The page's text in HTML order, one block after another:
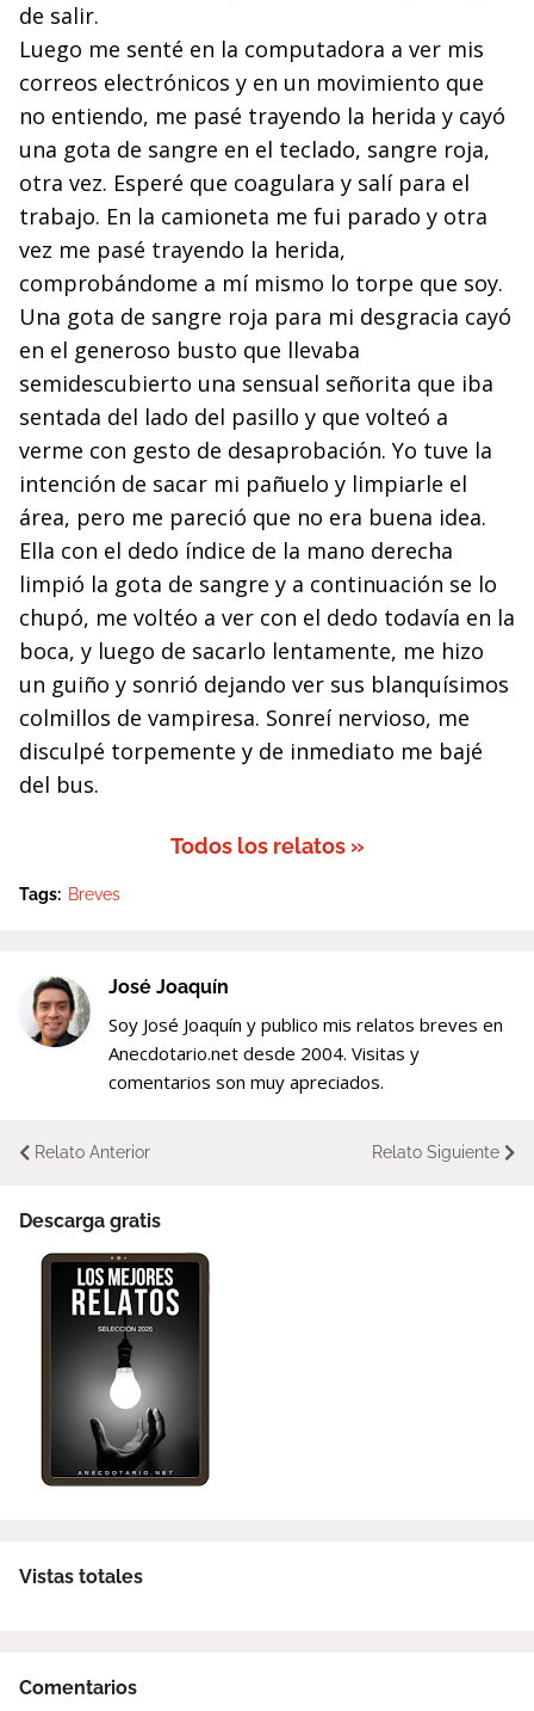
de salir.
Luego me senté en la computadora a ver mis
correos electrónicos y en un movimiento que
no entiendo, me pasé trayendo la herida y cayó
una gota de sangre en el teclado, sangre roja,
otra vez. Esperé que coagulara y salí para el
trabajo. En la camioneta me fui parado y otra
vez me pasé trayendo la herida,
comprobándome a mí mismo lo torpe que soy.
Una gota de sangre roja para mi desgracia cayó
en el generoso busto que llevaba
semidescubierto una sensual señorita que iba
sentada del lado del pasillo y que volteó a
verme con gesto de desaprobación. Yo tuve la
intención de sacar mi pañuelo y limpiarle el
área, pero me pareció que no era buena idea.
Ella con el dedo índice de la mano derecha
limpió la gota de sangre y a continuación se lo
chupó, me voltéo a ver con el dedo todavía en la
boca, y luego de sacarlo lentamente, me hizo
un guiño y sonrió dejando ver sus blanquísimos
colmillos de vampiresa. Sonreí nervioso, me
disculpé torpemente y de inmediato me bajé
del bus.
Todos los relatos »
Tags: Breves
José Joaquín
Soy José Joaquín y publico mis relatos breves en
Anecdotario.net desde 2004. Visitas y
comentarios son muy apreciados.
Relato Anterior Relato Siguiente
Descarga gratis
Vistas totales
Comentarios